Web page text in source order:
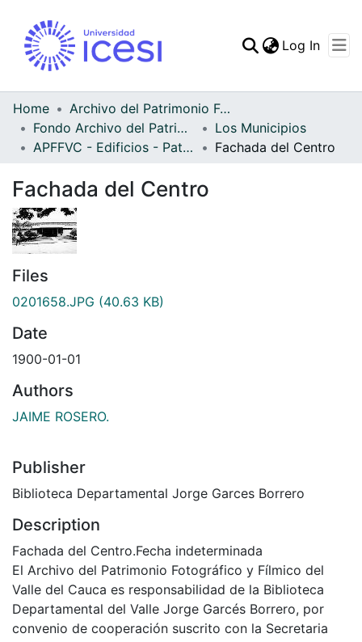
Statistics
Log In
Home
Archivo del Patrimonio Fotográfico y Fílmico del Valle del Cauca
Fondo Archivo del Patrimonio Fotográfico y Fílmico del Valle del Cauca
Los Municipios
APFFVC - Edificios - Patrimonial
Fachada del Centro
Fachada del Centro
Files
0201658.JPG (40.63 KB)
Date
1900-01-01
Authors
JAIME ROSERO.
Publisher
Biblioteca Departamental Jorge Garces Borrero
Description
Fachada del Centro.Fecha indeterminada
El Archivo del Patrimonio Fotográfico y Fílmico del
Valle del Cauca es responsabilidad de la Biblioteca
Departamental del Valle Jorge Garcés Borrero, por
convenio de cooperación suscrito con la Secretaria